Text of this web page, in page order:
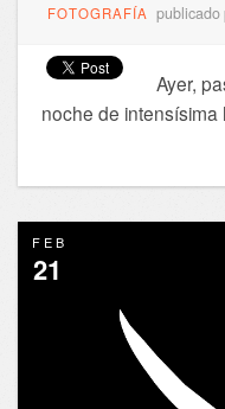
FOTOGRAFÍA publicado
Ayer,
noche de
FEB
21